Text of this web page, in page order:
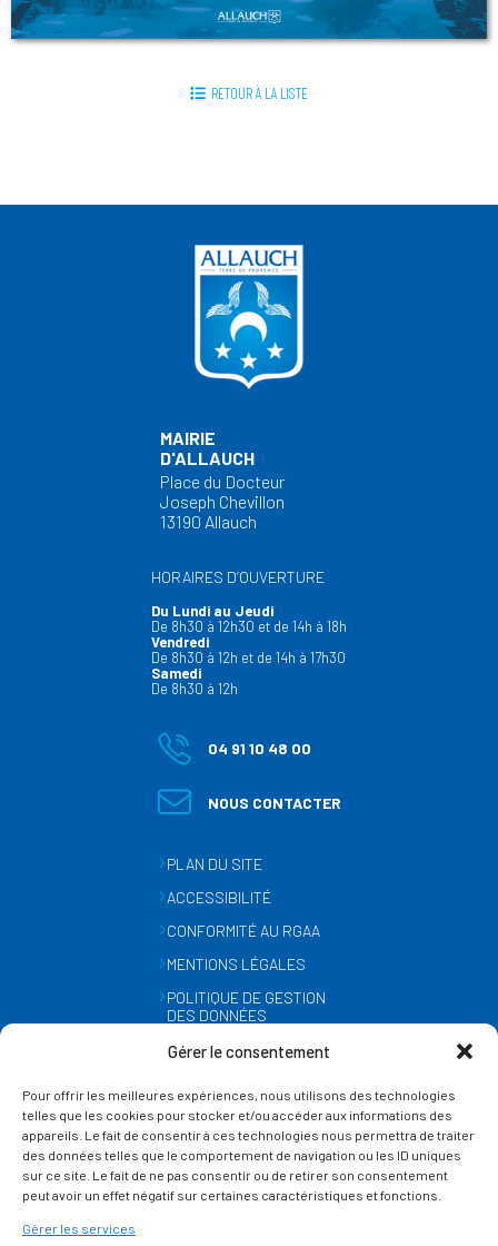
Gérer le consentement
Pour offrir les meilleures expériences, nous utilisons des technologies
telles que les cookies pour stocker et/ou accéder aux informations des
appareils. Le fait de consentir à ces technologies nous permettra de traiter
des données telles que le comportement de navigation ou les ID uniques
sur ce site. Le fait de ne pas consentir ou de retirer son consentement
peut avoir un effet négatif sur certaines caractéristiques et fonctions.
Gérer les services
RETOUR À LA LISTE
MAIRIE
D'ALLAUCH
Place du Docteur
Joseph Chevillon
13190 Allauch
HORAIRES D’OUVERTURE
Du Lundi au Jeudi
De 8h30 à 12h30 et de 14h à 18h
Vendredi
De 8h30 à 12h et de 14h à 17h30
Samedi
De 8h30 à 12h
04 91 10 48 00
NOUS CONTACTER
PLAN DU SITE
ACCESSIBILITÉ
CONFORMITÉ AU RGAA
MENTIONS LÉGALES
POLITIQUE DE GESTION
DES DONNÉES
GESTION DES COOKIES
SUIVEZ-NOUS
SUR LES RÉSEAUX